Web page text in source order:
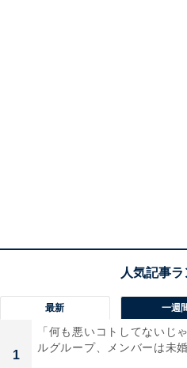
最新 一週
1
「何も悪いコトしてないじ
ルグループ、メンバーは未